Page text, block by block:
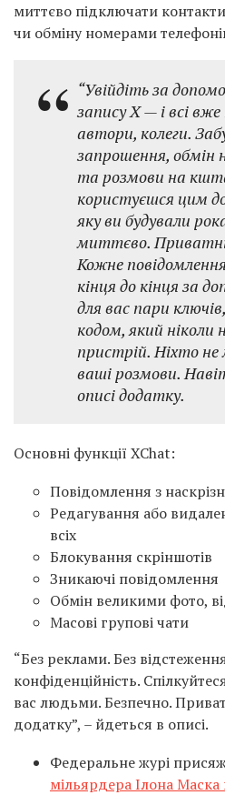
миттєво підключати
чи обміну номерами
“Увійдіть за
запису X — і всі
автори, колеги.
запрошення, обмін
та розмови на
користуєшся цим
яку ви будували
миттєво.
Кожне
кінця до кінця за
для вас пари
кодом, який ніколи
пристрій. Ніхто
ваші розмови.
описі додатку.
Основні функції XChat:
Повідомлення з
Редагування або
всіх
Блокування скріншотів
Зникаючі повідомлення
Обмін великими фото,
Масові групові чати
“Без реклами. Без
конфіденційність.
вас людьми. Безпечно.
додатку”, – йдеться в описі.
Федеральне журі
мільярдера Ілона